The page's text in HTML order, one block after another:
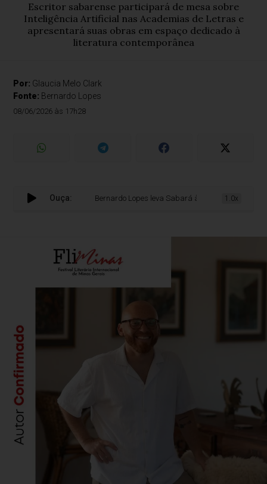
Escritor sabarense participará de mesa sobre
Inteligência Artificial nas Academias de Letras e
apresentará suas obras em espaço dedicado à
literatura contemporânea
Por: Glaucia Melo Clark
Fonte: Bernardo Lopes
08/06/2026 às 17h28
Ouça: Bernardo Lopes leva Sabará à FliMinas 2026 com
1.0x